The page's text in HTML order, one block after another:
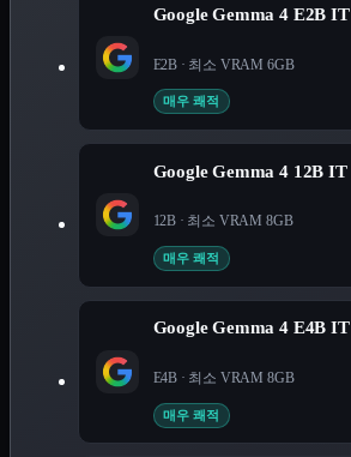
Google Gemma 4 E2B IT
E2B · 최소 VRAM 6GB
매우 쾌적
Google Gemma 4 12B IT
12B · 최소 VRAM 8GB
매우 쾌적
Google Gemma 4 E4B IT
E4B · 최소 VRAM 8GB
매우 쾌적